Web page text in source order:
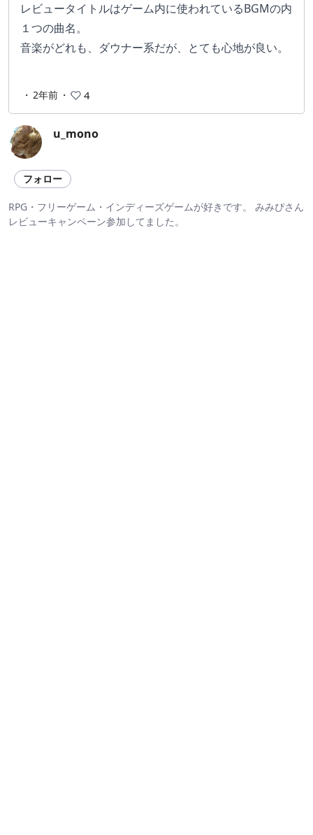
レビュータイトルはゲーム内に使われているBGMの内
１つの曲名。
音楽がどれも、ダウナー系だが、とても心地が良い。
・ 2年前 ・ 4
u_mono
フォロー
RPG・フリーゲーム・インディーズゲームが好きです。 みみぴさん
レビューキャンペーン参加してました。